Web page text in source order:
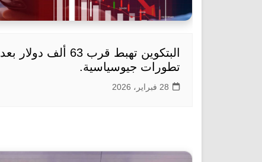
البتكوين تهبط قرب 63 ألف دولار بعد
تطورات جيوسياسية.
28 فبراير، 2026